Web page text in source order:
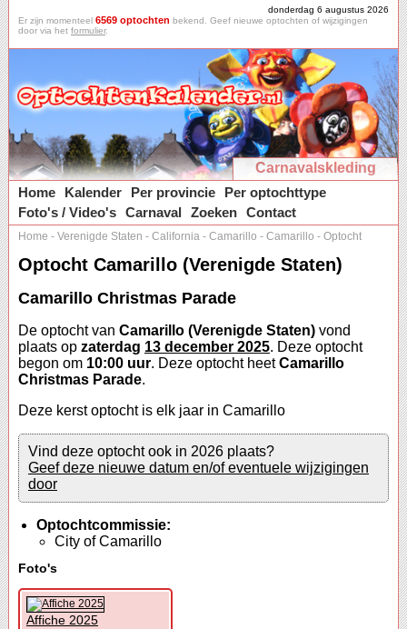
donderdag 6 augustus 2026
Er zijn momenteel 6569 optochten bekend. Geef nieuwe optochten of wijzigingen
door via het formulier.
Carnavalskleding
Home
Kalender Per provincie
Per optochttype
Foto's / Video's Carnaval Zoeken Contact
Home - Verenigde Staten - California - Camarillo - Camarillo - Optocht
Optocht Camarillo (Verenigde Staten)
Camarillo Christmas Parade
De optocht van Camarillo (Verenigde Staten) vond
plaats op zaterdag 13 december 2025. Deze optocht
begon om 10:00 uur. Deze optocht heetCamarillo
Christmas Parade.
Deze kerst optocht is elk jaar in Camarillo
Vind deze optocht ook in 2026 plaats?
Geef deze nieuwe datum en/of eventuele wijzigingen
door
Optochtcommissie:
City of Camarillo
Foto's
Affiche 2025